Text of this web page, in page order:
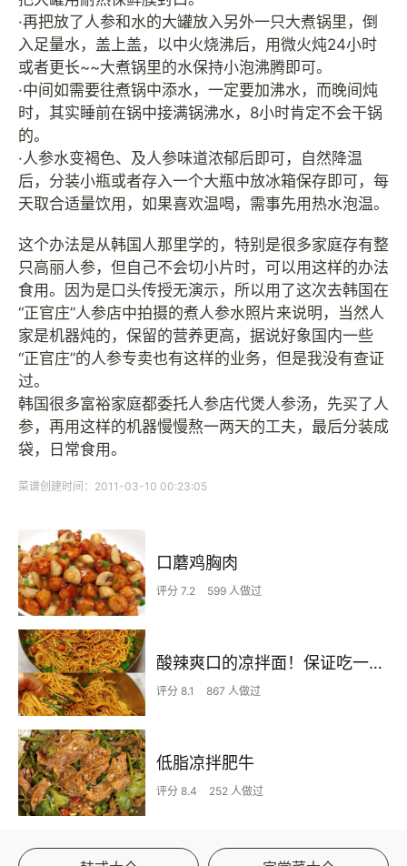
·再把放了人参和水的大罐放入另外一只大煮锅里，倒
入足量水，盖上盖，以中火烧沸后，用微火炖24小时
或者更长~~大煮锅里的水保持小泡沸腾即可。
·中间如需要往煮锅中添水，一定要加沸水，而晚间炖
时，其实睡前在锅中接满锅沸水，8小时肯定不会干锅
的。
·人参水变褐色、及人参味道浓郁后即可，自然降温
后，分装小瓶或者存入一个大瓶中放冰箱保存即可，每
天取合适量饮用，如果喜欢温喝，需事先用热水泡温。
这个办法是从韩国人那里学的，特别是很多家庭存有整
只高丽人参，但自己不会切小片时，可以用这样的办法
食用。因为是口头传授无演示，所以用了这次去韩国在
“正官庄”人参店中拍摄的煮人参水照片来说明，当然人
家是机器炖的，保留的营养更高，据说好象国内一些
“正官庄”的人参专卖也有这样的业务，但是我没有查证
过。
韩国很多富裕家庭都委托人参店代煲人参汤，先买了人
参，再用这样的机器慢慢熬一两天的工夫，最后分装成
袋，日常食用。
菜谱创建时间：2011-03-10 00:23:05
口蘑鸡胸肉
评分 7.2 599 人做过
酸辣爽口的凉拌面！保证吃一次就上瘾
评分 8.1 867 人做过
低脂凉拌肥牛
评分 8.4 252 人做过